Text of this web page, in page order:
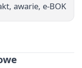
awarie, e-BOK